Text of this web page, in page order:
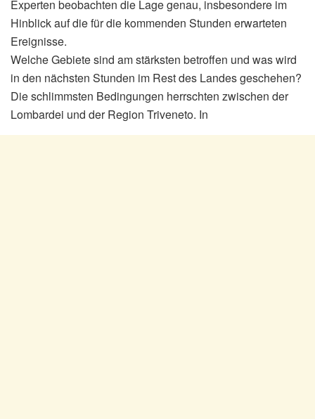
Experten beobachten die Lage genau, insbesondere im
Hinblick auf die für die kommenden Stunden erwarteten
Ereignisse.
Welche Gebiete sind am stärksten betroffen und was wird
in den nächsten Stunden im Rest des Landes geschehen?
Die schlimmsten Bedingungen herrschten zwischen der
Lombardei und der Region Triveneto. In